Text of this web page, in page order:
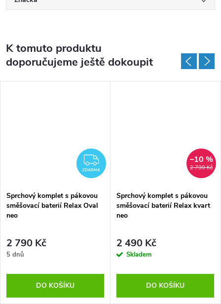
K tomuto produktu
doporučujeme ještě dokoupit
ZDARMA
ZDARMA
Sprchový komplet s pákovou
směšovací baterií Relax Oval
neo
2 790 Kč
5 dnů
DO KOŠÍKU
2 790 Kč
–10 %
Sprchový komplet s pákovou
směšovací baterií Relax kvart
neo
2 490 Kč
Skladem
DO KOŠÍKU